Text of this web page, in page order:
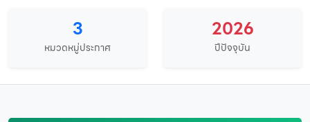
3
หมวดหมู่ประกาศ
2026
ปีปัจจุบัน